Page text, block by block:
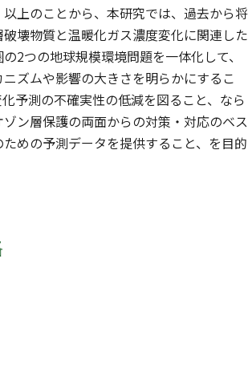
上のことから、本研究では、過去から将
壊物質と温暖化ガス濃度変化に関連した
2つの地球規模環境問題を一体化して、
ズムや影響の大きさを明らかにするこ
予測の不確実性の低減を図ること、なら
ン層保護の両面からの対策・対応のベス
ための予測データを提供すること、を目的